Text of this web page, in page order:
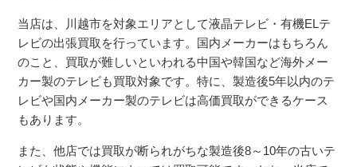
当店は、川越市を対象エリアとして液晶テレビ・有機ELテ
レビの出張買取を行っています。国内メーカーはもちろん
のこと、買取が難しいといわれる中国や韓国など海外メー
カー製のテレビも買取対象です。特に、製造後5年以内のテ
レビや国内メーカー製のテレビは高価買取ができるケース
もあります。
また、他店では買取が断られがちな製造後8～10年の古いテ